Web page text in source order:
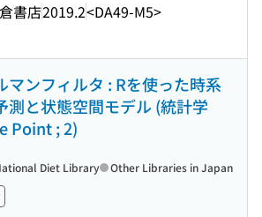
書店2019.2<DA49-M5>
マンフィルタ : Rを使った時系
測と状態空間モデル (統計学
Point ; 2)
Diet Library Other Libraries in Japan